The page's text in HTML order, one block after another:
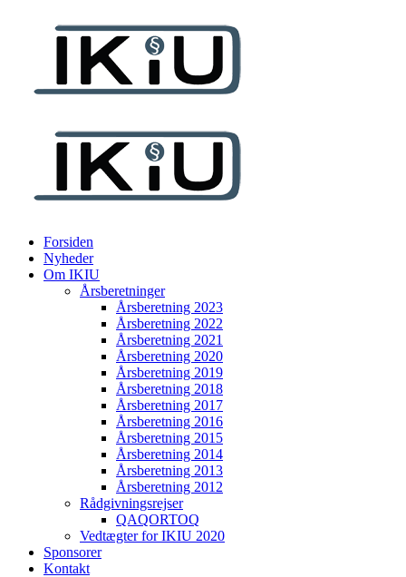
Forsiden
Nyheder
Om IKIU
Årsberetninger
Årsberetning 2023
Årsberetning 2022
Årsberetning 2021
Årsberetning 2020
Årsberetning 2019
Årsberetning 2018
Årsberetning 2017
Årsberetning 2016
Årsberetning 2015
Årsberetning 2014
Årsberetning 2013
Årsberetning 2012
Rådgivningsrejser
QAQORTOQ
Vedtægter for IKIU 2020
Sponsorer
Kontakt